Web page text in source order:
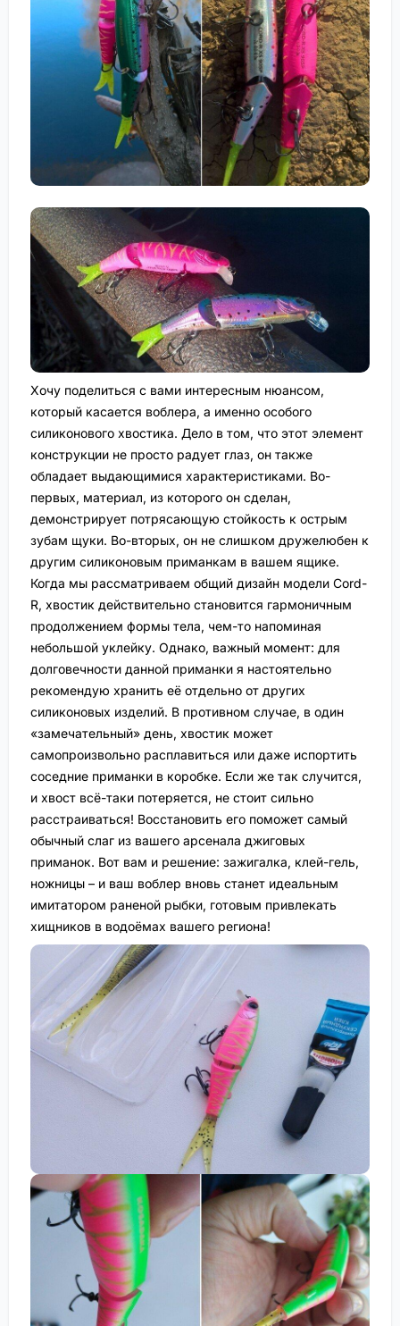
Хочу поделиться с вами интересным нюансом,
который касается воблера, а именно особого
силиконового хвостика. Дело в том, что этот элемент
конструкции не просто радует глаз, он также
обладает выдающимися характеристиками. Во-
первых, материал, из которого он сделан,
демонстрирует потрясающую стойкость к острым
зубам щуки. Во-вторых, он не слишком дружелюбен к
другим силиконовым приманкам в вашем ящике.
Когда мы рассматриваем общий дизайн модели Cord-
R, хвостик действительно становится гармоничным
продолжением формы тела, чем-то напоминая
небольшой уклейку. Однако, важный момент: для
долговечности данной приманки я настоятельно
рекомендую хранить её отдельно от других
силиконовых изделий. В противном случае, в один
«замечательный» день, хвостик может
самопроизвольно расплавиться или даже испортить
соседние приманки в коробке. Если же так случится,
и хвост всё-таки потеряется, не стоит сильно
расстраиваться! Восстановить его поможет самый
обычный слаг из вашего арсенала джиговых
приманок. Вот вам и решение: зажигалка, клей-гель,
ножницы – и ваш воблер вновь станет идеальным
имитатором раненой рыбки, готовым привлекать
хищников в водоёмах вашего региона!